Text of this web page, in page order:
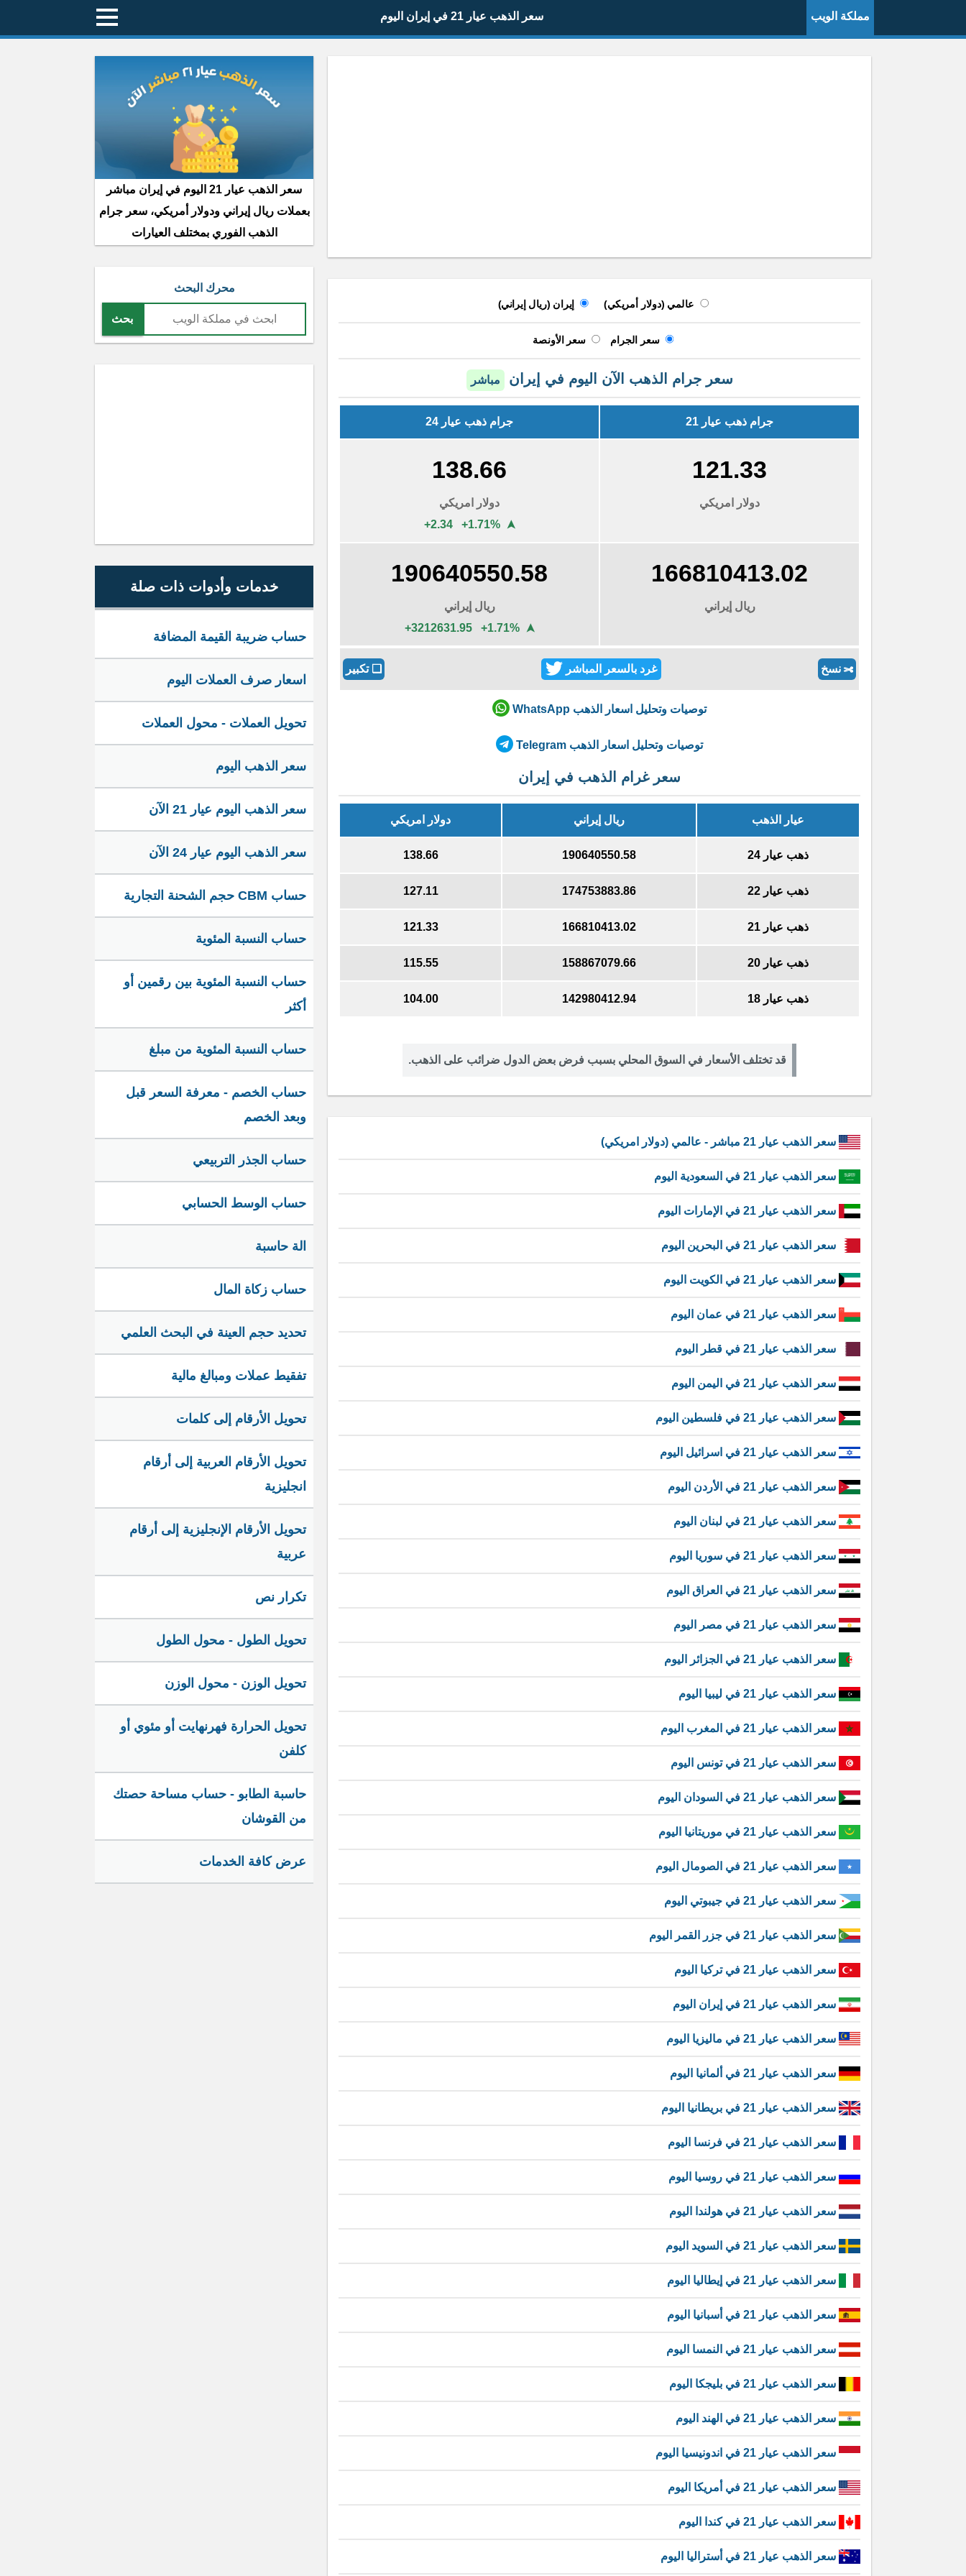
مملكة الويب سعر الذهب عيار 21 في إيران اليوم
عالمي (دولار أمريكي) إيران (ريال إيراني)
سعر الجرام سعر الأونصة
سعر جرام الذهب الآن اليوم في إيران مباشر
جرام ذهب عيار 21 جرام ذهب عيار 24
121.32
دولار امريكي
138.65
دولار امريكي
+2.33 +1.71%
➤
166797901.88
ريال إيراني
190626114.66
ريال إيراني
+3198045.16 +1.71%
➤
✄ نسخ غرد بالسعر المباشر ❏تكبير
توصيات وتحليل اسعار الذهب WhatsApp
توصيات وتحليل اسعار الذهب Telegram
سعر غرام الذهب في إيران
عيار الذهب ريال إيراني دولار امريكي
ذهب عيار 24 190626114.66
138.65
ذهب عيار 22 174740685.30
127.10
ذهب عيار 21 166797901.88
121.32
ذهب عيار 20 158855118.46
115.54
ذهب عيار 18 142969689.11
103.99
قد تختلف الأسعار في السوق المحلي بسبب فرض بعض الدول ضرائب على الذهب.
سعر الذهب عيار 21 مباشر - عالمي (دولار امريكي)
سعر الذهب عيار 21 في السعودية اليوم
سعر الذهب عيار 21 في الإمارات اليوم
سعر الذهب عيار 21 في البحرين اليوم
سعر الذهب عيار 21 في الكويت اليوم
سعر الذهب عيار 21 في عمان اليوم
سعر الذهب عيار 21 في قطر اليوم
سعر الذهب عيار 21 في اليمن اليوم
سعر الذهب عيار 21 في فلسطين اليوم
سعر الذهب عيار 21 في اسرائيل اليوم
سعر الذهب عيار 21 في الأردن اليوم
سعر الذهب عيار 21 في لبنان اليوم
سعر الذهب عيار 21 في سوريا اليوم
سعر الذهب عيار 21 في العراق اليوم
سعر الذهب عيار 21 في مصر اليوم
سعر الذهب عيار 21 في الجزائر اليوم
سعر الذهب عيار 21 في ليبيا اليوم
سعر الذهب عيار 21 في المغرب اليوم
سعر الذهب عيار 21 في تونس اليوم
سعر الذهب عيار 21 في السودان اليوم
سعر الذهب عيار 21 في موريتانيا اليوم
سعر الذهب عيار 21 في الصومال اليوم
سعر الذهب عيار 21 في جيبوتي اليوم
سعر الذهب عيار 21 في جزر القمر اليوم
سعر الذهب عيار 21 في تركيا اليوم
سعر الذهب عيار 21 في إيران اليوم
سعر الذهب عيار 21 في ماليزيا اليوم
سعر الذهب عيار 21 في ألمانيا اليوم
سعر الذهب عيار 21 في بريطانيا اليوم
سعر الذهب عيار 21 في فرنسا اليوم
سعر الذهب عيار 21 في روسيا اليوم
سعر الذهب عيار 21 في هولندا اليوم
سعر الذهب عيار 21 في السويد اليوم
سعر الذهب عيار 21 في إيطاليا اليوم
سعر الذهب عيار 21 في أسبانيا اليوم
سعر الذهب عيار 21 في النمسا اليوم
سعر الذهب عيار 21 في بليجكا اليوم
سعر الذهب عيار 21 في الهند اليوم
سعر الذهب عيار 21 في اندونيسيا اليوم
سعر الذهب عيار 21 في أمريكا اليوم
سعر الذهب عيار 21 في كندا اليوم
سعر الذهب عيار 21 في أستراليا اليوم
سعر الذهب عيار 21 اليوم في إيران مباشر
بعملات ريال إيراني ودولار أمريكي، سعر جرام
الذهب الفوري بمختلف العيارات
محرك البحث
بحث
خدمات وأدوات ذات صلة
حساب ضريبة القيمة المضافة
اسعار صرف العملات اليوم
تحويل العملات - محول العملات
سعر الذهب اليوم
سعر الذهب اليوم عيار 21 الآن
سعر الذهب اليوم عيار 24 الآن
حساب CBM حجم الشحنة التجارية
حساب النسبة المئوية
حساب النسبة المئوية بين رقمين أو
أكثر
حساب النسبة المئوية من مبلغ
حساب الخصم - معرفة السعر قبل
وبعد الخصم
حساب الجذر التربيعي
حساب الوسط الحسابي
الة حاسبة
حساب زكاة المال
تحديد حجم العينة في البحث العلمي
تفقيط عملات ومبالغ مالية
تحويل الأرقام إلى كلمات
تحويل الأرقام العربية إلى أرقام
انجليزية
تحويل الأرقام الإنجليزية إلى أرقام
عربية
تكرار نص
تحويل الطول - محول الطول
تحويل الوزن - محول الوزن
تحويل الحرارة فهرنهايت أو مئوي أو
كلفن
حاسبة الطابو - حساب مساحة حصتك
من القوشان
عرض كافة الخدمات